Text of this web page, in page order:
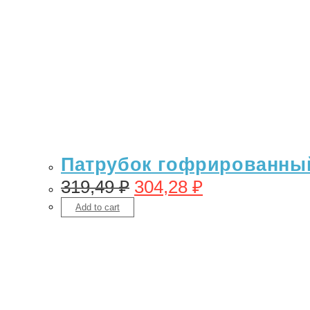
Патрубок
319,49₽ 304,28 ₽
Add to cart